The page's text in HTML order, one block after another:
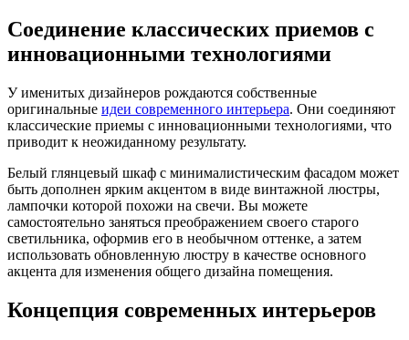
Соединение классических приемов с
инновационными технологиями
У именитых дизайнеров рождаются собственные
оригинальные идеи современного интерьера. Они соединяют
классические приемы с инновационными технологиями, что
приводит к неожиданному результату.
Белый глянцевый шкаф с минималистическим фасадом может
быть дополнен ярким акцентом в виде винтажной люстры,
лампочки которой похожи на свечи. Вы можете
самостоятельно заняться преображением своего старого
светильника, оформив его в необычном оттенке, а затем
использовать обновленную люстру в качестве основного
акцента для изменения общего дизайна помещения.
Концепция современных интерьеров